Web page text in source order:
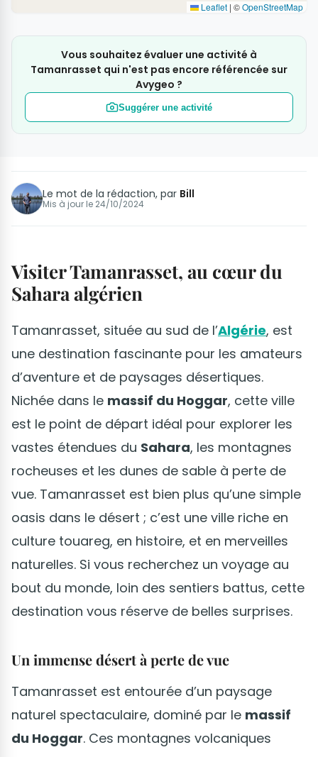
Leaflet | ©OpenStreetMap
Vous souhaitez évaluer une activité à
Tamanrasset qui n'est pas encore référencée sur
Avygeo ?
Suggérer une activité
Le mot de la rédaction, par Bill
Mis à jour le 24/10/2024
Visiter Tamanrasset, au cœur du
Sahara algérien
Tamanrasset, située au sud de l’Algérie, est
une destination fascinante pour les amateurs
d’aventure et de paysages désertiques.
Nichée dans le massif du Hoggar, cette ville
est le point de départ idéal pour explorer les
vastes étendues du Sahara, les montagnes
rocheuses et les dunes de sable à perte de
vue. Tamanrasset est bien plus qu’une simple
oasis dans le désert ; c’est une ville riche en
culture touareg, en histoire, et en merveilles
naturelles. Si vous recherchez un voyage au
bout du monde, loin des sentiers battus, cette
destination vous réserve de belles surprises.
Un immense désert à perte de vue
Tamanrasset est entourée d’un paysage
naturel spectaculaire, dominé par le massif
du Hoggar. Ces montagnes volcaniques